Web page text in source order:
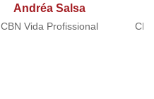
Andréa Salsa
CBN Vida Profissional